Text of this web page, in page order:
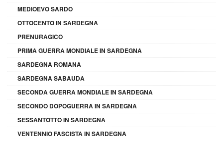
MEDIOEVO SARDO
OTTOCENTO IN SARDEGNA
PRENURAGICO
PRIMA GUERRA MONDIALE IN SARDEGNA
SARDEGNA ROMANA
SARDEGNA SABAUDA
SECONDA GUERRA MONDIALE IN SARDEGNA
SECONDO DOPOGUERRA IN SARDEGNA
SESSANTOTTO IN SARDEGNA
VENTENNIO FASCISTA IN SARDEGNA